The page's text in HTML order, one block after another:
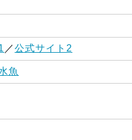
／公式サイト2
魚